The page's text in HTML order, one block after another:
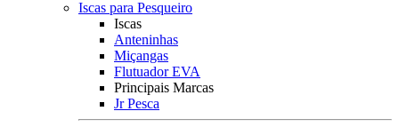
Iscas para Pesqueiro
Iscas
Anteninhas
Miçangas
Flutuador EVA
Principais Marcas
Jr Pesca